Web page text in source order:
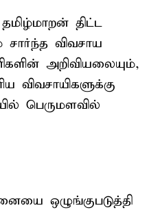
திட்ட
சார்ந்த விவசாய
அறிவியலையும்,
பெருமளவில்
ஒழுங்குபடுத்தி